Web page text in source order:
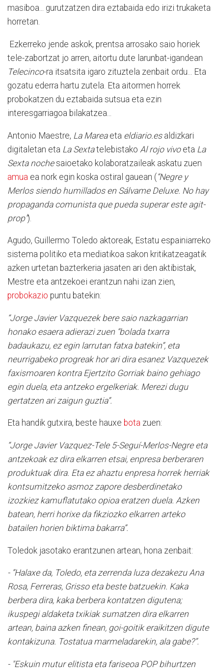
masiboa... gurutzatzen dira eztabaida edo irizi trukaketa
horretan.
Ezkerreko jende askok, prentsa arrosako saio horiek
tele-zabortzat jo arren, aitortu dute larunbat-igandean
Telecinco-ra itsatsita igaro zituztela zenbait ordu... Eta
gozatu ederra hartu zutela. Eta aitormen horrek
probokatzen du eztabaida sutsua eta ezin
interesgarriagoa bilakatzea...
Antonio Maestre, La Mareaeta eldiario.esaldizkari
digitaletan eta La Sextatelebistako Al rojo vivo eta La
Sexta nochesaioetako kolaboratzaileak askatu zuen
amua ea nork egin koska ostiral gauean (“Negre y
Merlos siendo humillados en Sálvame Deluxe. No hay
propaganda comunista que pueda superar este agit-
prop”).
Agudo, Guillermo Toledo aktoreak, Estatu espainiarreko
sistema politiko eta mediatikoa sakon kritikatzeagatik
azken urtetan bazterkeria jasaten ari den aktibistak,
Mestre eta antzekoei erantzun nahi izan zien,
probokazio puntu batekin:
“Jorge Javier Vazquezek bere saio nazkagarrian
honako esaera adierazi zuen “bolada txarra
badaukazu, ez egin larrutan fatxa batekin”, eta
neurrigabeko progreak hor ari dira esanez Vazquezek
faxismoaren kontra Ejertzito Gorriak baino gehiago
egin duela, eta antzeko ergelkeriak. Merezi dugu
gertatzen ari zaigun guztia”.
Eta handik gutxira, beste hauxe bota zuen:
“Jorge Javier Vazquez-Tele 5-Seguí-Merlos-Negre eta
antzekoak ez dira elkarren etsai, enpresa berberaren
produktuak dira. Eta ez ahaztu enpresa horrek herriak
kontsumitzeko asmoz zapore desberdinetako
izozkiez kamuflatutako opioa eratzen duela. Azken
batean, herri horixe da fikziozko elkarren arteko
batailen horien biktima bakarra”.
Toledok jasotako erantzunen artean, hona zenbait:
- “Halaxe da, Toledo, eta zerrenda luza dezakezu Ana
Rosa, Ferreras, Grisso eta beste batzuekin. Kaka
berbera dira, kaka berbera kontatzen digutena;
ikuspegi aldaketa txikiak sumatzen dira elkarren
artean, baina azken finean, goi-goitik eraikitzen digute
kontakizuna. Tostatua marmeladarekin, ala gabe?”.
- "Eskuin mutur elitista eta fariseoa POP bihurtzen